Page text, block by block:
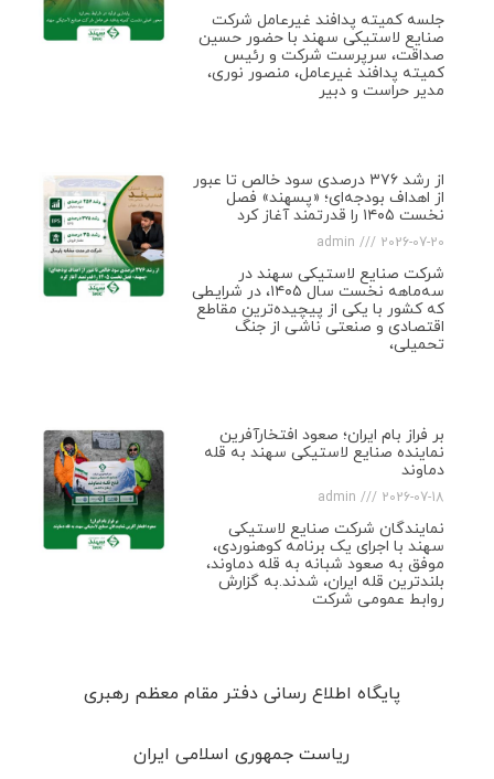
جلسه کمیته پدافند غیرعامل شرکت
صنایع لاستیکی سهند با حضور حسین
صداقت، سرپرست شرکت و رئیس
کمیته پدافند غیرعامل، منصور نوری،
مدیر حراست و دبیر
از رشد ۳۷۶ درصدی سود خالص تا عبور
از اهداف بودجه‌ای؛ «پسهند» فصل
نخست ۱۴۰۵ را قدرتمند آغاز کرد
admin 2026-07-20
شرکت صنایع لاستیکی سهند در
سه‌ماهه نخست سال ۱۴۰۵، در شرایطی
که کشور با یکی از پیچیده‌ترین مقاطع
اقتصادی و صنعتی ناشی از جنگ
تحمیلی،
بر فراز بام ایران؛ صعود افتخارآفرین
نماینده صنایع لاستیکی سهند به قله
دماوند
admin 2026-07-18
نمایندگان شرکت صنایع لاستیکی
سهند با اجرای یک برنامه کوهنوردی،
موفق به صعود شبانه به قله دماوند،
بلندترین قله ایران، شدند.به گزارش
روابط عمومی شرکت
پایگاه اطلاع رسانی دفتر مقام معظم رهبری
ریاست جمهوری اسلامی ایران